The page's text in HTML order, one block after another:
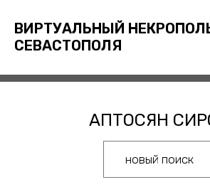
ВИРТУАЛЬНЫЙ
СЕВАСТОПОЛЯ
АПТОСЯН
новый поиск